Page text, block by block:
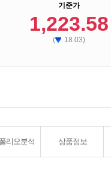
기준가
1,223.58
( 18.03)
리오분석 상품정보